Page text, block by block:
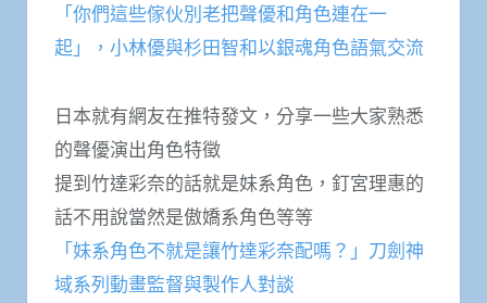
「你們這些傢伙別老把聲優和角色連在一
起」，小林優與杉田智和以銀魂角色語氣交流
日本就有網友在推特發文，分享一些大家熟悉
的聲優演出角色特徵
提到竹達彩奈的話就是妹系角色，釘宮理惠的
話不用說當然是傲嬌系角色等等
「妹系角色不就是讓竹達彩奈配嗎？」刀劍神
域系列動畫監督與製作人對談